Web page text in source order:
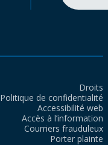
Droits
Politique de confidentialité
Accessibilité web
Accès à l’information
Courriers frauduleux
Porter plainte